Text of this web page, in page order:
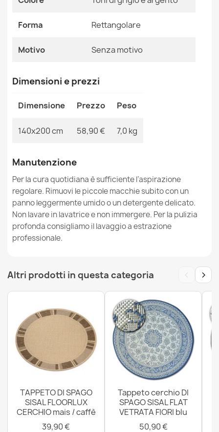
tessuto piatto ecru / crema
Tappeto IN CORDA SISAL SION rotondo A5165A Melange
tessuto piatto naturale
Tappeto IN CORDA SISAL SION rotondo A5165A Melange
tessuto piatto verde
31,90 €
Tappeto IN CORDA SISAL SION rotondo A5165A Melange
Tappeto IN CORDA SISAL SION cerchio A5165A Melange
tessitura piatta grigio
Forma Rettangolare
Motivo Senza motivo
Dimensioni e prezzi
Dimensione Prezzo Peso
140x200 cm 58,90 € 7,0 kg
Manutenzione
Per la cura quotidiana è sufficiente l’aspirazione
regolare. Rimuovi le piccole macchie subito con un
panno leggermente umido o un detergente delicato.
Non lavare in lavatrice e non immergere. Per la pulizia
profonda consigliamo il lavaggio a estrazione
professionale.
Altri prodotti in questa categoria ‹ ›
TAPPETO DI SPAGO
SISAL FLOORLUX
CERCHIO mais / caffè
39,90 €
Tappeto cerchio DI
SPAGO SISAL FLAT
VETRATA FIORI blu
50,90 €